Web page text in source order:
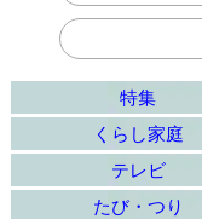
特集
くらし家庭
テレビ
たび・つり